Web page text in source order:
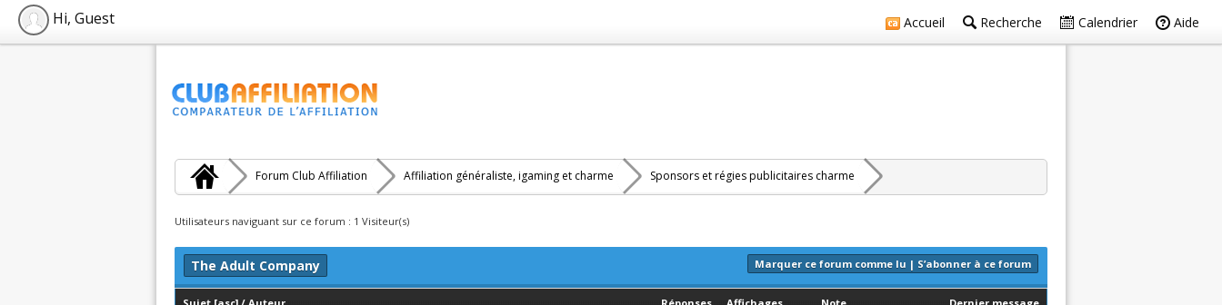
Accueil Recherche Calendrier Aide
Hi, Guest
Forum Club Affiliation Affiliation généraliste, igaming et charme Sponsors et régies publicitaires charme
Utilisateurs naviguant sur ce forum : 1 Visiteur(s)
Marquer ce forum comme lu | S’abonner à ce forum
The Adult Company